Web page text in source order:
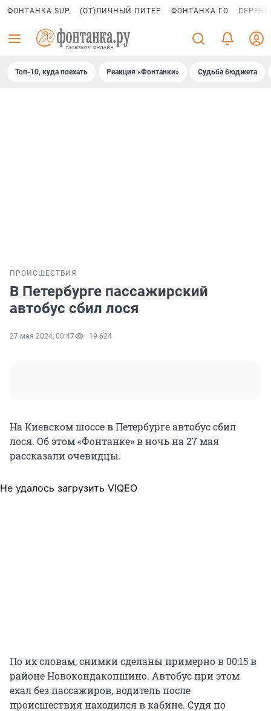
ФОНТАНКА SUP (ОТ)ЛИЧНЫЙ ПИТЕР ФОНТАНКА ГО
Топ-10, куда поехать Реакция «Фонтанки» Судьба бюджета
ПРОИСШЕСТВИЯ
В Петербурге пассажирский
автобус сбил лося
27 мая 2024, 00:47 19 624
На Киевском шоссе в Петербурге автобус сбил
лося. Об этом «Фонтанке» в ночь на 27 мая
рассказали очевидцы.
Не удалось загрузить VIQEO
По их словам, снимки сделаны примерно в 00:15 в
районе Новокондакопшино. Автобус при этом
ехал без пассажиров, водитель после
происшествия находился в кабине. Судя по